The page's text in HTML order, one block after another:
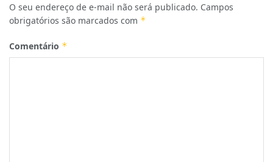
O seu endereço de e-mail não será publicado. Campos
obrigatórios são marcados com *
Comentário *